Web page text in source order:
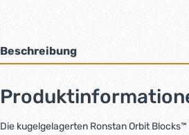
Beschreibung
Die kugelgelagerten Ronstan Orbit